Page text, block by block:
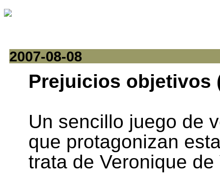
2007-08-08
Prejuicios objetivos
Un sencillo juego de
que protagonizan
trata de Veronique